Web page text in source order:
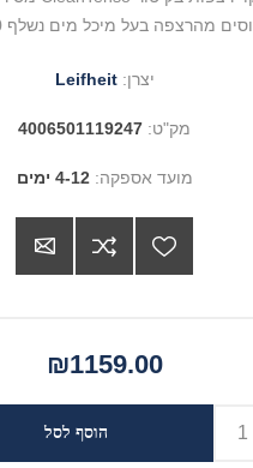
מהרצפה בעל מיכל מים נשלף 500 מייל,
יצרן: Leifheit
מק"ט: 4006501119247
מועד אספקה: 4-12 ימים
₪1159.00